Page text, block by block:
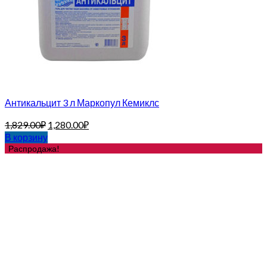
Антикальцит 3 л Маркопул Кемиклс
1,829.00₽ 1,280.00₽
В корзину
Распродажа!